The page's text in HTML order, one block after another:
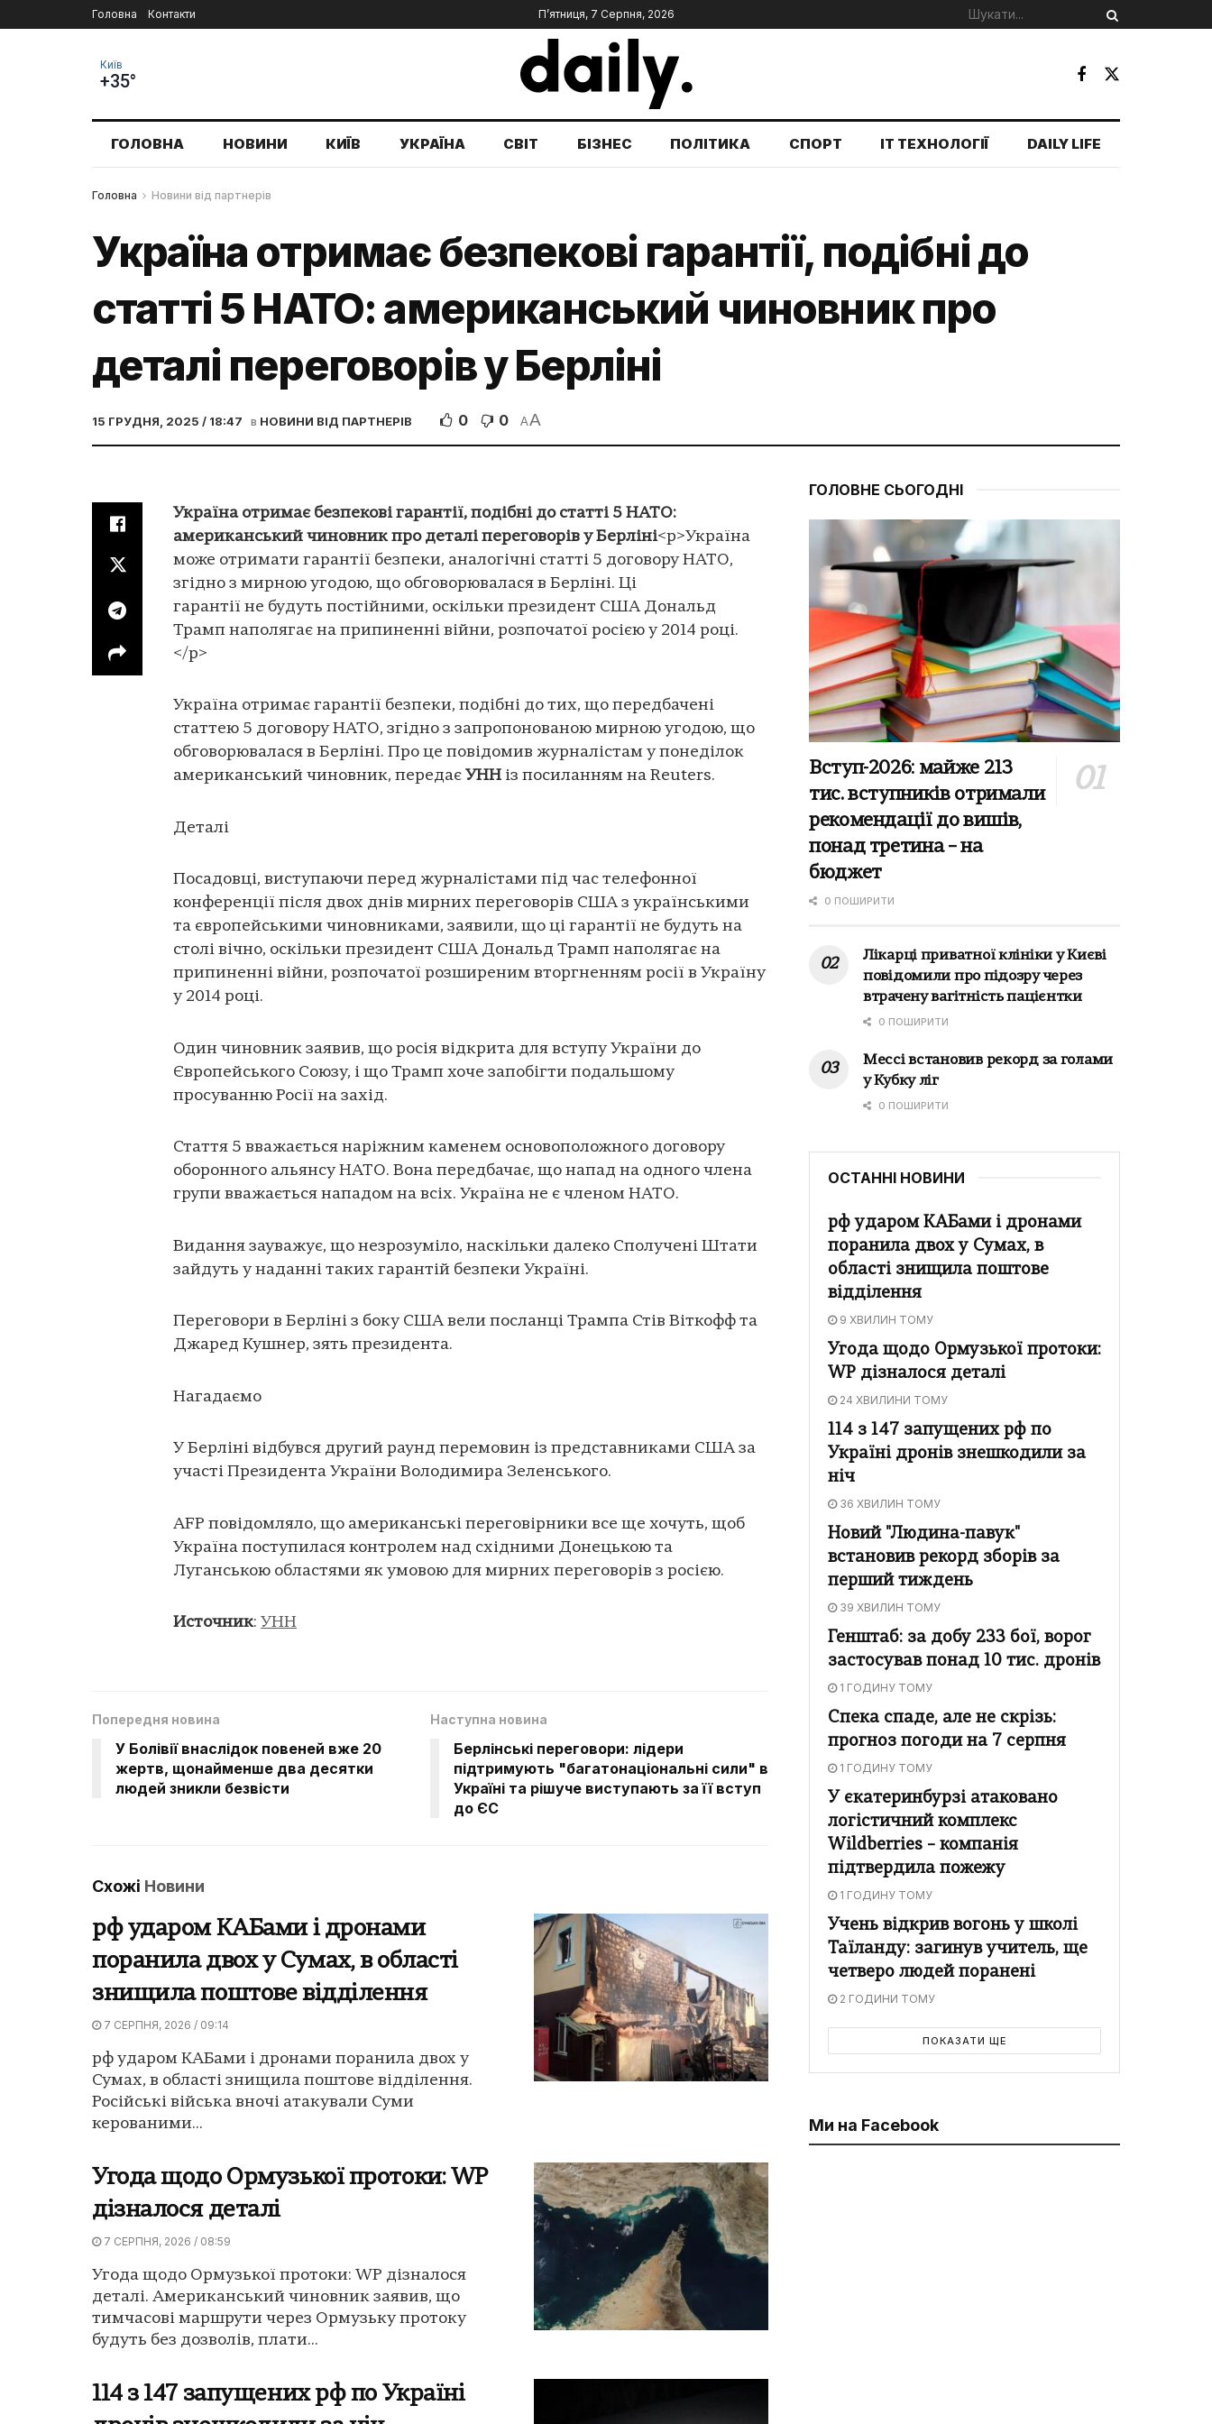
Головна Контакти П’ятниця, 7 Серпня, 2026
Київ
+35°
ГОЛОВНА НОВИНИ КИЇВ УКРАЇНА СВІТ БІЗНЕС ПОЛІТИКА СПОРТ IT ТЕХНОЛОГІЇ DAILY LIFE
Головна Новини від партнерів
Україна отримає безпекові гарантії, подібні до
статті 5 НАТО: американський чиновник про
деталі переговорів у Берліні
15 ГРУДНЯ, 2025 / 18:47 в НОВИНИ ВІД ПАРТНЕРІВ 0 0 AA
Україна отримає безпекові гарантії, подібні до статті 5 НАТО:
американський чиновник про деталі переговорів у Берліні<p>Україна
може отримати гарантії безпеки, аналогічні статті 5 договору НАТО,
згідно з мирною угодою, що обговорювалася в Берліні. Ці
гарантії не будуть постійними, оскільки президент США Дональд
Трамп наполягає на припиненні війни, розпочатої росією у 2014 році.
</p>
Україна отримає гарантії безпеки, подібні до тих, що передбачені
статтею 5 договору НАТО, згідно з запропонованою мирною угодою, що
обговорювалася в Берліні. Про це повідомив журналістам у понеділок
американський чиновник, передає УНН із посиланням на Reuters.
Деталі
Посадовці, виступаючи перед журналістами під час телефонної
конференції після двох днів мирних переговорів США з українськими
та європейськими чиновниками, заявили, що ці гарантії не будуть на
столі вічно, оскільки президент США Дональд Трамп наполягає на
припиненні війни, розпочатої розширеним вторгненням росії в Україну
у 2014 році.
Один чиновник заявив, що росія відкрита для вступу України до
Європейського Союзу, і що Трамп хоче запобігти подальшому
просуванню Росії на захід.
Стаття 5 вважається наріжним каменем основоположного договору
оборонного альянсу НАТО. Вона передбачає, що напад на одного члена
групи вважається нападом на всіх. Україна не є членом НАТО.
Видання зауважує, що незрозуміло, наскільки далеко Сполучені Штати
зайдуть у наданні таких гарантій безпеки Україні.
Переговори в Берліні з боку США вели посланці Трампа Стів Віткофф та
Джаред Кушнер, зять президента.
Нагадаємо
У Берліні відбувся другий раунд перемовин із представниками США за
участі Президента України Володимира Зеленського.
AFP повідомляло, що американські переговірники все ще хочуть, щоб
Україна поступилася контролем над східними Донецькою та
Луганською областями як умовою для мирних переговорів з росією.
Источник: УНН
Попередня новина
У Болівії внаслідок повеней вже 20
жертв, щонайменше два десятки
людей зникли безвісти
Наступна новина
Берлінські переговори: лідери
підтримують "багатонаціональні сили" в
Україні та рішуче виступають за її вступ
до ЄС
Схожі Новини
рф ударом КАБами і дронами
поранила двох у Сумах, в області
знищила поштове відділення
7 СЕРПНЯ, 2026 / 09:14
рф ударом КАБами і дронами поранила двох у
Сумах, в області знищила поштове відділення.
Російські війська вночі атакували Суми
керованими...
Угода щодо Ормузької протоки: WP
дізналося деталі
7 СЕРПНЯ, 2026 / 08:59
Угода щодо Ормузької протоки: WP дізналося
деталі. Американський чиновник заявив, що
тимчасові маршрути через Ормузьку протоку
будуть без дозволів, плати...
114 з 147 запущених рф по Україні
ГОЛОВНЕ СЬОГОДНІ
Вступ-2026: майже 213
тис. вступників отримали
рекомендації до вишів,
понад третина – на
бюджет
0 ПОШИРИТИ
Лікарці приватної клініки у Києві
повідомили про підозру через
втрачену вагітність пацієнтки
0 ПОШИРИТИ
Мессі встановив рекорд за голами
у Кубку ліг
0 ПОШИРИТИ
ОСТАННІ НОВИНИ
рф ударом КАБами і дронами
поранила двох у Сумах, в
області знищила поштове
відділення
9 ХВИЛИН ТОМУ
Угода щодо Ормузької протоки:
WP дізналося деталі
24 ХВИЛИНИ ТОМУ
114 з 147 запущених рф по
Україні дронів знешкодили за
ніч
36 ХВИЛИН ТОМУ
Новий "Людина-павук"
встановив рекорд зборів за
перший тиждень
39 ХВИЛИН ТОМУ
Генштаб: за добу 233 бої, ворог
застосував понад 10 тис. дронів
1 ГОДИНУ ТОМУ
Спека спаде, але не скрізь:
прогноз погоди на 7 серпня
1 ГОДИНУ ТОМУ
У єкатеринбурзі атаковано
логістичний комплекс
Wildberries – компанія
підтвердила пожежу
1 ГОДИНУ ТОМУ
Учень відкрив вогонь у школі
Таїланду: загинув учитель, ще
четверо людей поранені
2 ГОДИНИ ТОМУ
ПОКАЗАТИ ЩЕ
Ми на Facebook